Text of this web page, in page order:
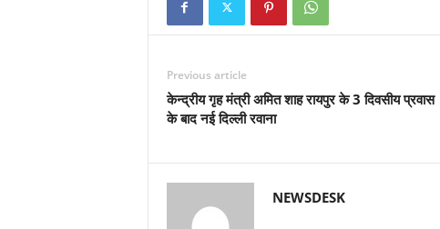
Previous article
केन्द्रीय गृह मंत्री अमित शाह रायपुर के 3 दिवसीय प्रवास
के बाद नई दिल्ली रवाना
NEWSDESK